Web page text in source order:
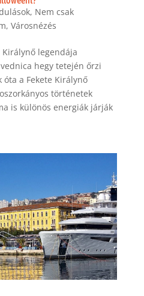
, Nem csak
, Városnézés
Királynő legendája
hegy tetején őrzi
a Fekete Királynő
történetek
is különös energiák járják